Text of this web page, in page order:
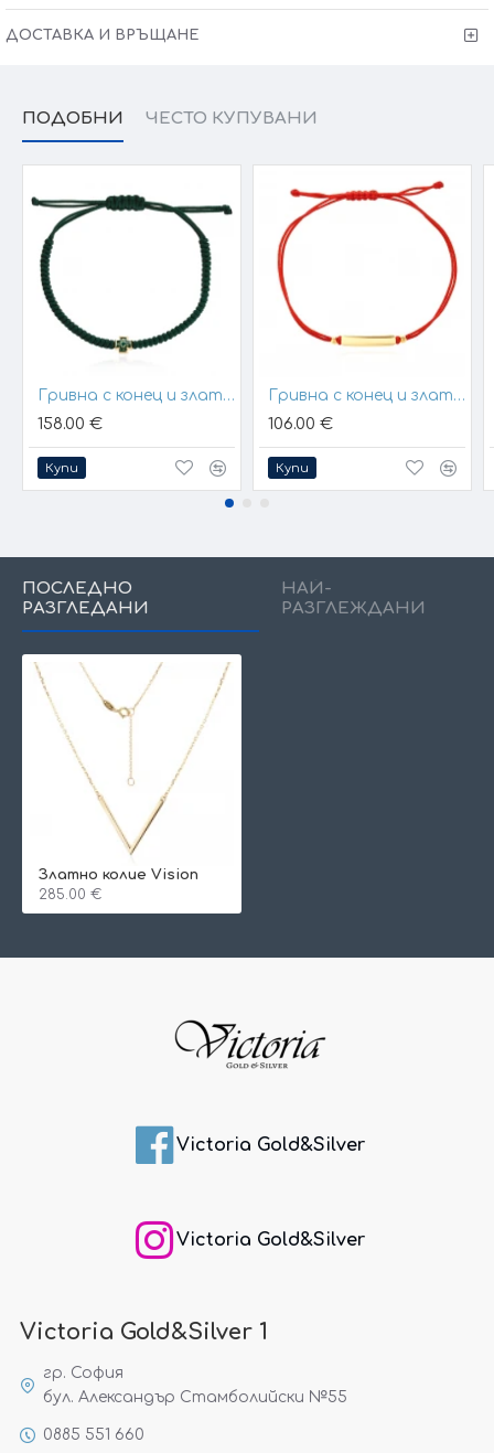
Колието може да бъде изработено и по-ваш
размер (запишете в забележки към поръчката)
Kрайната цена и теглото може да варират тъй като
При онлайн поръчка, ще се свържем с вас, за да уточним
всички характеристики и изисквания за изработката.
VICTORIA GOLD&SILVER Всичко хубаво е с теб !
ДОСТАВКА И ВРЪЩАНЕ
ПОДОБНИ ЧЕСТО КУПУВАНИ
Гривна с конец и златен елемент кръст
158.00 €
Купи
Гривна с конец и златна плочка за гравиране
106.00 €
Купи
ПОСЛЕДНО
РАЗГЛЕДАНИ
НАЙ-
РАЗГЛЕЖДАНИ
Златно колие Vision
285.00 €
Victoria Gold&Silver
Victoria Gold&Silver
Victoria Gold&Silver 1
гр. София
бул. Александър Стамболийски №55
0885 551 660